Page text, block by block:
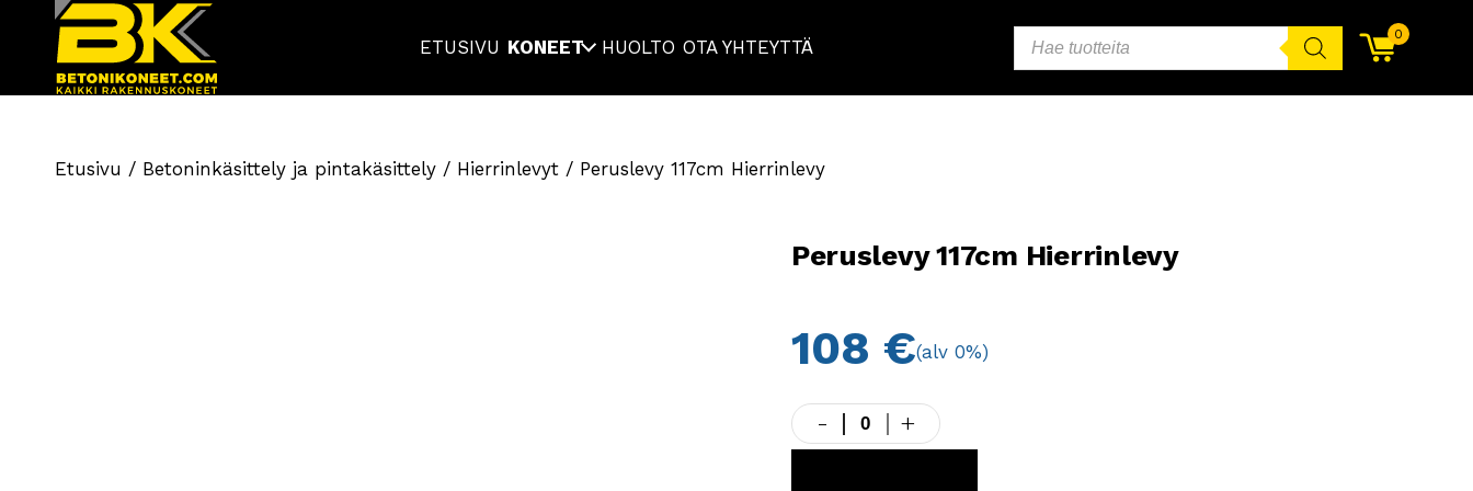
ETUSIVU KONEET HUOLTO OTA YHTEYTTÄ
PRODUCTS
SEARCH
0
Etusivu / Betoninkäsittely ja pintakäsittely / Hierrinlevyt / Peruslevy 117cm Hierrinlevy
Peruslevy 117cm Hierrinlevy
108 €(alv 0%)
-
Peruslevy
117cm
+